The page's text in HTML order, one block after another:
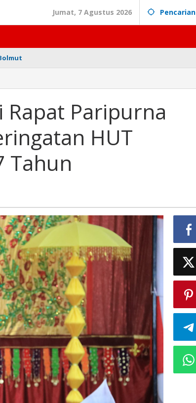
Jumat, 7 Agustus 2026 Pencarian
Paripurna
HUT
Tahun